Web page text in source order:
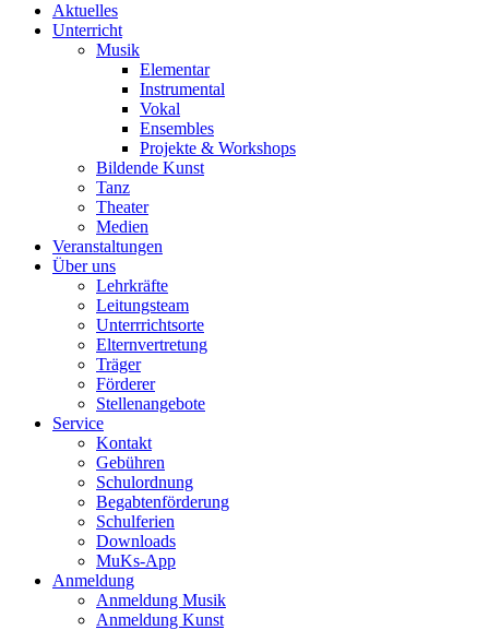
Aktuelles
Unterricht
Musik
Elementar
Instrumental
Vokal
Ensembles
Projekte & Workshops
Bildende Kunst
Tanz
Theater
Medien
Veranstaltungen
Über uns
Lehrkräfte
Leitungsteam
Unterrrichtsorte
Elternvertretung
Träger
Förderer
Stellenangebote
Service
Kontakt
Gebühren
Schulordnung
Begabtenförderung
Schulferien
Downloads
MuKs-App
Anmeldung
Anmeldung Musik
Anmeldung Kunst